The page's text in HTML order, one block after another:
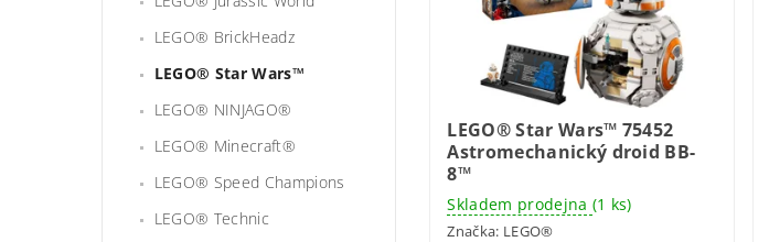
LEGO® BrickHeadz
LEGO® Star Wars™
LEGO® NINJAGO®
LEGO® Minecraft®
LEGO® Speed Champions
LEGO® Technic
LEGO® Star Wars™ 75452
Astromechanický droid BB-
8™
Skladem prodejna (1 ks)
Značka: LEGO®